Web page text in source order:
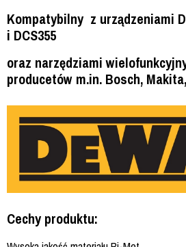
Kompatybilny z urządzeniami
i DCS355
oraz narzędziami
producetów m.in. Bosch,
Cechy produktu: